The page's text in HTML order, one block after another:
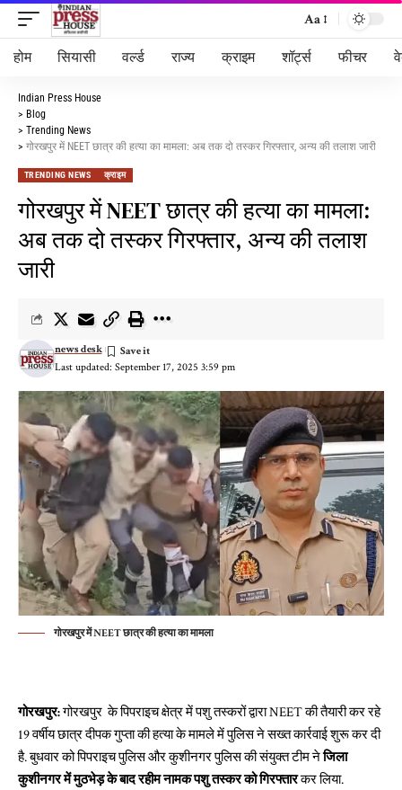
Aa
होम सियासी वर्ल्ड राज्य क्राइम शॉर्ट्स फीचर
Indian Press House
> Blog
> Trending News
> गोरखपुर में NEET छात्र की हत्या का मामला: अब तक दो तस्कर गिरफ्तार, अन्य की तलाश जारी
TRENDING NEWS क्राइम
गोरखपुर में NEET छात्र की हत्या का मामला:
अब तक दो तस्कर गिरफ्तार, अन्य की तलाश
जारी
Last updated: September 17, 2025 3:59 pm
news desk
गोरखपुर में NEET छात्र की हत्या का मामला
गोरखपुर:गोरखपुर के पिपराइच क्षेत्र में पशु तस्करों द्वारा NEET की तैयारी कर रहे
19 वर्षीय छात्र दीपक गुप्ता की हत्या के मामले में पुलिस ने सख्त कार्रवाई शुरू कर दी
है. बुधवार को पिपराइच पुलिस और कुशीनगर पुलिस की संयुक्त टीम नेजिला
कुशीनगर में मुठभेड़ के बाद रहीम नामक पशु तस्कर को गिरफ्तारकर लिया.